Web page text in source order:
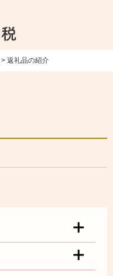
> 返礼品の紹介